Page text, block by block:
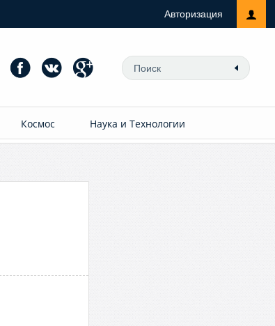
Авторизация
Космос Наука и Технологии